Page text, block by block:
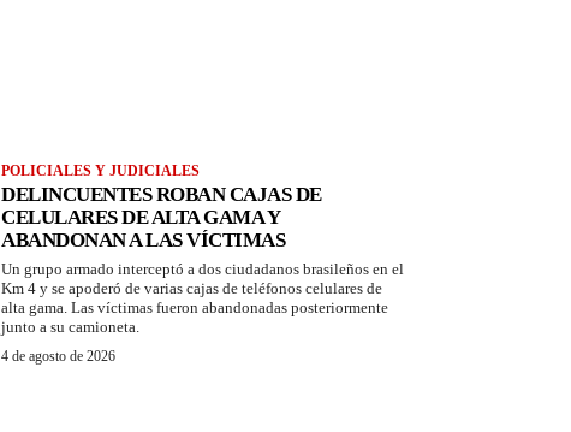
POLICIALES Y JUDICIALES
DELINCUENTES ROBAN CAJAS DE
CELULARES DE ALTA GAMA Y
ABANDONAN A LAS VÍCTIMAS
Un grupo armado interceptó a dos ciudadanos brasileños en el
Km 4 y se apoderó de varias cajas de teléfonos celulares de
alta gama. Las víctimas fueron abandonadas posteriormente
junto a su camioneta.
4 de agosto de 2026